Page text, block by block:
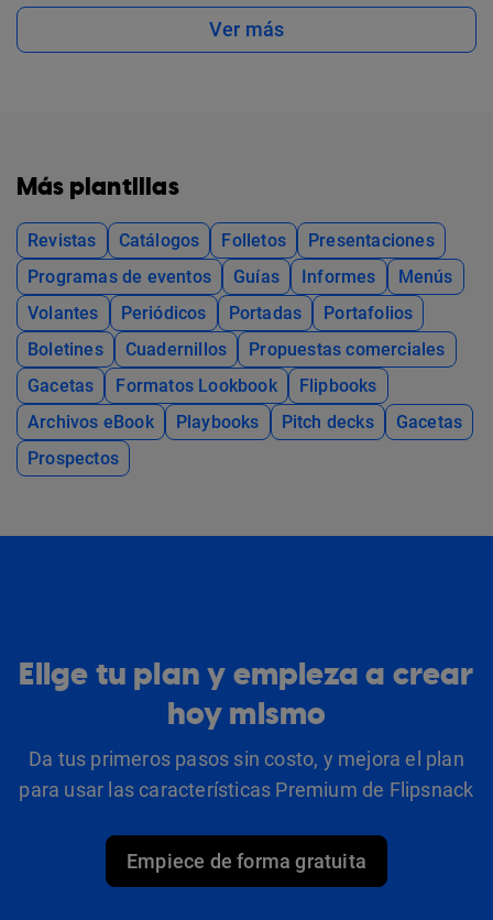
Ver más
Más plantillas
Revistas Catálogos Folletos
Presentaciones
Programas de eventos
Guías Informes
Menús
Volantes
Periódicos Portadas
Portafolios
Boletines
Cuadernillos
Propuestas comerciales
Gacetas
Formatos Lookbook
Flipbooks
Archivos eBook
Playbooks Pitch decks
Gacetas
Prospectos
Elige tu plan y empieza a crear
hoy mismo
Da tus primeros pasos sin costo, y mejora el plan
para usar las características Premium de Flipsnack
Empiece de forma gratuita